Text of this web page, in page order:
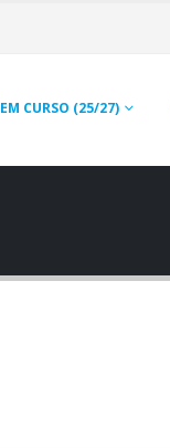
EM CURSO (25/27)